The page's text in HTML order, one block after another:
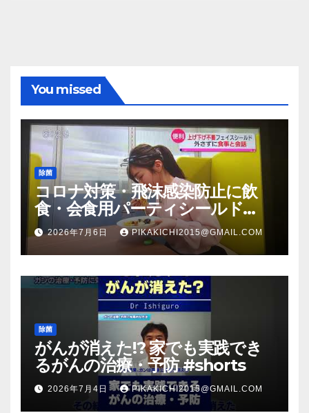
You missed
除菌
コロナ対策・飛沫感染防止に飲
食・会食用パーティシールド
（マスク会食代替品）ＦＢＣ福井
放送のＴＶ番組での紹介映像
2026年7月6日 PIKAKICHI2015@GMAIL.COM
除菌
がんが消えた!? 家でも実践でき
るがんの治療・予防 #shorts
2026年7月4日 PIKAKICHI2015@GMAIL.COM